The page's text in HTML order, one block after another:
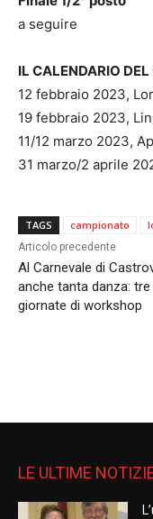
a seguire
IL CALENDARIO
12 febbraio 2023,
19 febbraio 2023,
11/12 marzo 2023,
31 marzo/2 aprile
TAGS campionato
Articolo precedente
Al Carnevale di
anche tanta danza: tre
giornate di workshop
LE ULTIME